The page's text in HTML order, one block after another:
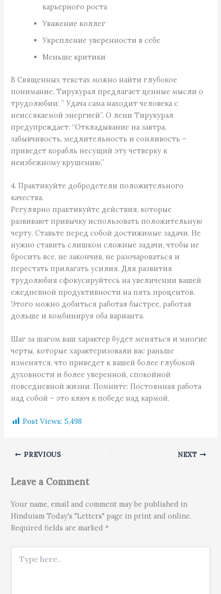
карьерного роста
Уважение коллег
Укрепление уверенности в себе
Меньше критики
В Священных текстах можно найти глубокое
понимание. Тирукурал предлагает ценные мысли о
трудолюбии: ” Удача сама находит человека с
неиссякаемой энергией”. O лени Тирукурал
предупреждает: “Откладывание на завтра,
забывчивость, медлительность и сонливость –
приведет корабль несущий эту четверку к
неизбежному крушению.”
4. Практикуйте добродетели положительного
качества.
Регулярно практикуйте действия, которые
развивают привычку использовать положительную
черту. Ставьте перед собой достижимые задачи. Не
нужно ставить слишком сложные задачи, чтобы не
бросить все, не закончив, не разочароваться и
перестать прилагать усилия. Для развития
трудолюбия сфокусируйтесь на увеличении вашей
ежедневной продуктивности на пять процентов.
Этого можно добиться работая быстрее, работая
дольше и комбинируя оба варианта.
Шаг за шагом ваш характер будет меняться и многие
черты, которые характеризовали вас раньше
изменятся, что приведет к вашей более глубокой
духовности и более уверенной, спокойной
повседневной жизни. Помните: Постоянная работа
над собой – это ключ к победе над кармой.
Post Views: 5,498
PREVIOUS NEXT
Leave a Comment
Your name, email and comment may be published in
Hinduism Today's "Letters" page in print and online.
Required fields are marked *